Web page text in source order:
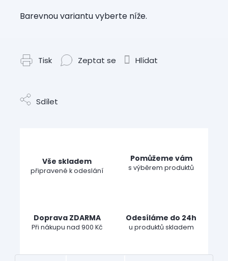
Barevnou variantu vyberte níže.
Tisk Zeptat se Hlídat
Sdílet
Vše skladem
připravené k odeslání
Pomůžeme vám
s výběrem produktů
Doprava ZDARMA
Při nákupu nad 900 Kč
Odesíláme do 24h
u produktů skladem